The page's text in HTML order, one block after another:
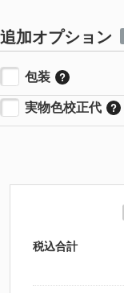
追加オプション
包装
実物色校正代
税込合計